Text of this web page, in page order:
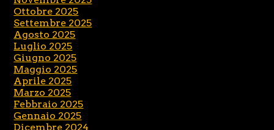
Ottobre 2025
Settembre 2025
Agosto 2025
Luglio 2025
Giugno 2025
Maggio 2025
Aprile 2025
Marzo 2025
Febbraio 2025
Gennaio 2025
Dicembre 2024